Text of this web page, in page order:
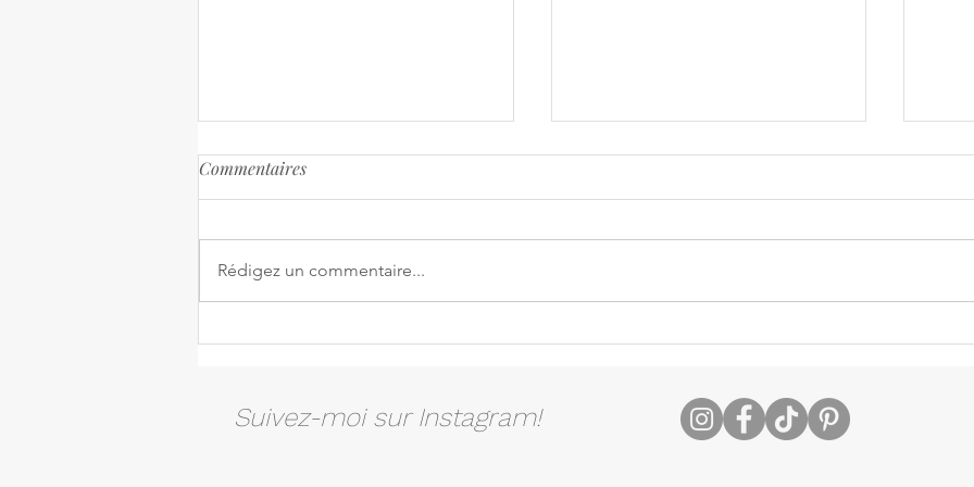
Parmentier de thon
SPAGHETTIS AUX
Commentaires
Rédigez un commentaire...
Suivez-moi sur Instagram!